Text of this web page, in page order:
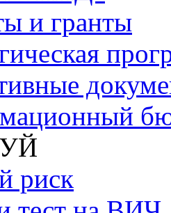
и гранты
риск